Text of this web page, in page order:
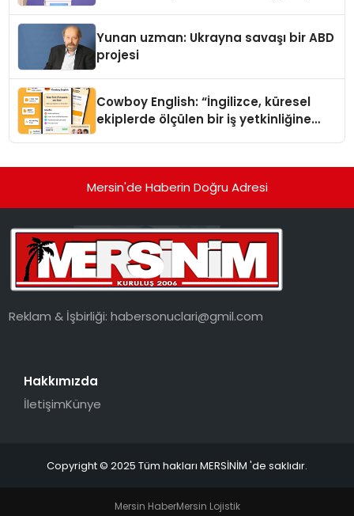
Yunan uzman: Ukrayna savaşı bir ABD
projesi
Cowboy English: “İngilizce, küresel
ekiplerde ölçülen bir iş yetkinliğine
Mersin'de Haberin Doğru Adresi
Reklam & İşbirliği:habersonuclari@gmil.com
Hakkımızda
İletişimKünye
Copyright © 2025 Tüm hakları MERSİNİM 'de saklıdır.
Mersin HaberMersin Lojistik